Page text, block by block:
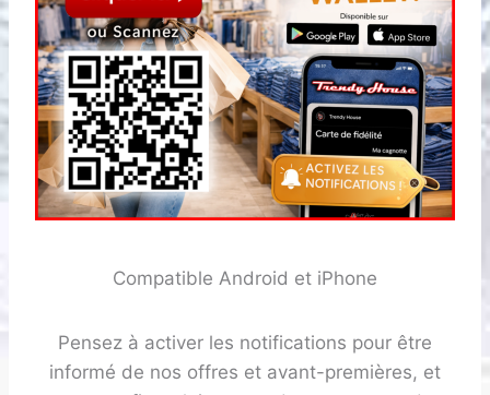
Compatible Android et iPhone
Pensez à activer les notifications pour être
informé de nos offres et avant-premières, et